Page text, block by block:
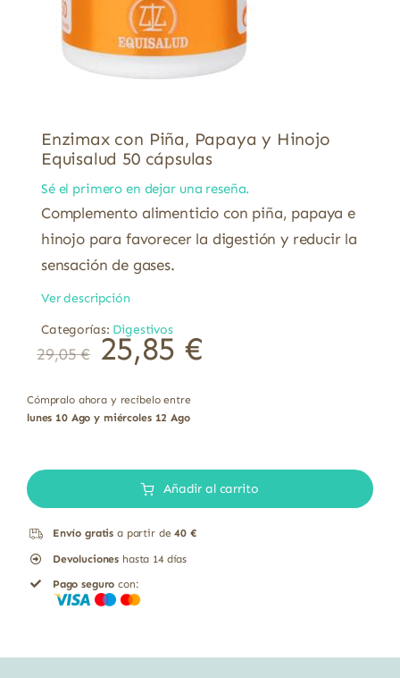
Enzimax con Piña, Papaya y Hinojo
Equisalud 50 cápsulas
Sé el primero en dejar una reseña.
Complemento alimenticio con piña, papaya e
hinojo para favorecer la digestión y reducir la
sensación de gases.
Ver descripción
Categorías: Digestivos
29,05€ 25,85 €
Cómpralo ahora y recíbelo entre
lunes 10 Ago y miércoles 12 Ago
con
Añadir al carrito
Envío gratis a partir de40 €
Devoluciones hasta 14 días
Pago seguro con: